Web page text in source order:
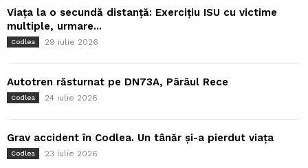
Viața la o secundă distanță: Exercițiu ISU cu victime
multiple, urmare...
Codlea 29 iulie 2026
Autotren răsturnat pe DN73A, Pârâul Rece
Codlea 24 iulie 2026
Grav accident în Codlea. Un tânăr și-a pierdut viața
Codlea 23 iulie 2026